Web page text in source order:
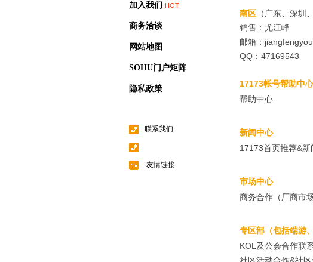
加入我们 HOT
商务洽谈
网站地图
SOHU门户矩阵
隐私政策
联系我们
友情链接
南区 （广东、深圳
销售：尤江峰
邮箱：
QQ：47169543
17173帐号帮助中心
帮助中心
新闻中心
17173首页推荐&新
市场中心
商务合作（厂商市
专区部（包括端游
KOL及公会合作联